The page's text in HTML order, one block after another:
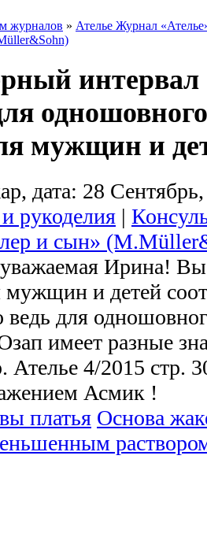
журналов » Ателье Журнал
интервал
мужщин и
дата: 28
рукоделия |
и сын»
уважаемая Ирина!
и детей
для
имеет разные
4/2015 стр.
Асмик !
платья Основа